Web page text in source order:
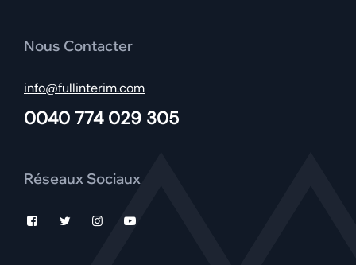
Nous Contacter
0040 774 029 305
info@fullinterim.com
Réseaux Sociaux